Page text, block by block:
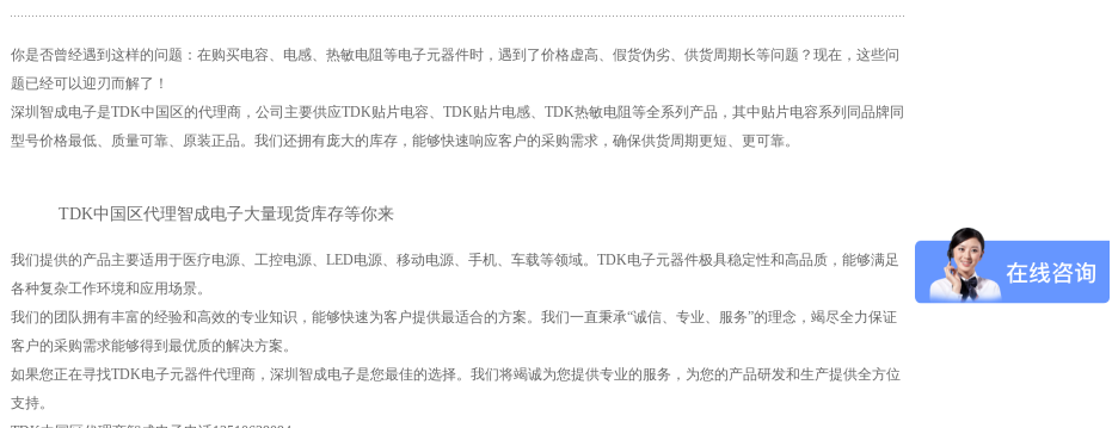
你是否曾经遇到这样的问题：在购买电容、电感、热敏电阻等电子元器件时，遇到了价格虚高、假货伪劣、供货周期长等问题？现在，这些问
题已经可以迎刃而解了！
深圳智成电子是TDK中国区的代理商，公司主要供应TDK贴片电容、TDK贴片电感、TDK热敏电阻等全系列产品，其中贴片电容系列同品牌同
型号价格最低、质量可靠、原装正品。我们还拥有庞大的库存，能够快速响应客户的采购需求，确保供货周期更短、更可靠。
TDK中国区代理智成电子大量现货库存等你来
我们提供的产品主要适用于医疗电源、工控电源、LED电源、移动电源、手机、车载等领域。TDK电子元器件极具稳定性和高品质，能够满足
各种复杂工作环境和应用场景。
我们的团队拥有丰富的经验和高效的专业知识，能够快速为客户提供最适合的方案。我们一直秉承“诚信、专业、服务”的理念，竭尽全力保证
客户的采购需求能够得到最优质的解决方案。
如果您正在寻找TDK电子元器件代理商，深圳智成电子是您最佳的选择。我们将竭诚为您提供专业的服务，为您的产品研发和生产提供全方位
支持。